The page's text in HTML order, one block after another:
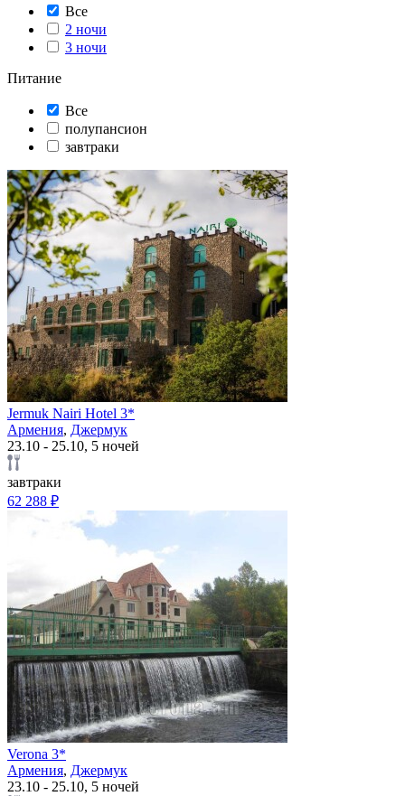
Все
2 ночи
3 ночи
Питание
Все
полупансион
завтраки
Jermuk Nairi Hotel 3*
Армения, Джермук
23.10 - 25.10, 5 ночей
завтраки
62 288 ₽
Verona 3*
Армения, Джермук
23.10 - 25.10, 5 ночей